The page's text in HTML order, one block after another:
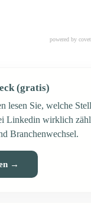
powered by
(gratis)
lesen Sie, welche
Linkedin wirklich
Branchenwechsel.
→